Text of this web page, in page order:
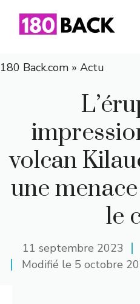
180 Back.com » Actu
volcan
une
le
11 septembre 2023
Modifié le 5 octobre